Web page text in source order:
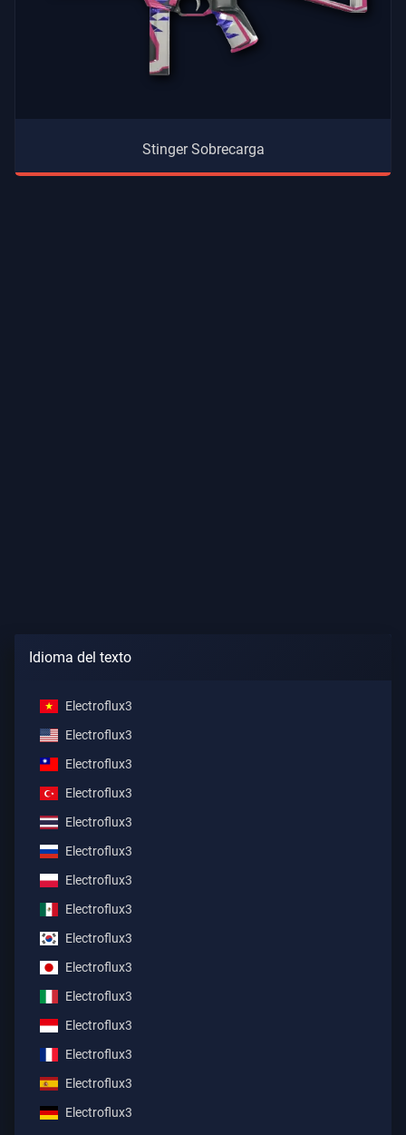
Stinger Sobrecarga
Idioma del texto
Electroflux3
Electroflux3
Electroflux3
Electroflux3
Electroflux3
Electroflux3
Electroflux3
Electroflux3
Electroflux3
Electroflux3
Electroflux3
Electroflux3
Electroflux3
Electroflux3
Electroflux3